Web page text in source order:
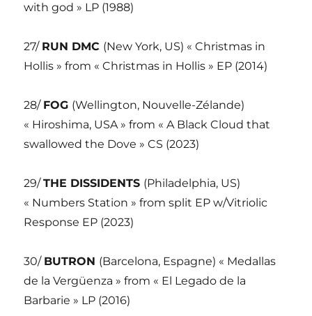
with god » LP (1988)
27/ RUN DMC (New York, US) « Christmas in
Hollis » from « Christmas in Hollis » EP (2014)
28/ FOG (Wellington, Nouvelle-Zélande)
« Hiroshima, USA » from « A Black Cloud that
swallowed the Dove » CS (2023)
29/THE DISSIDENTS (Philadelphia, US)
« Numbers Station » from split EP w/Vitriolic
Response EP (2023)
30/ BUTRON (Barcelona, Espagne) « Medallas
de la Vergüenza » from « El Legado de la
Barbarie » LP (2016)